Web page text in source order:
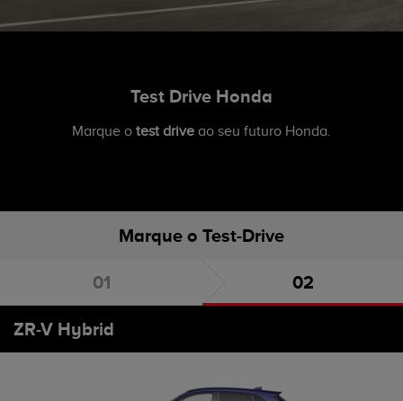
Test Drive Honda
Marque o test drive ao seu futuro Honda.
Marque o Test-Drive
Escolha o carro Marque o Test-Drive
ZR-V Hybrid